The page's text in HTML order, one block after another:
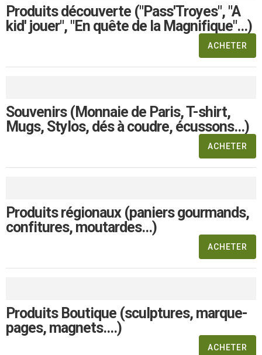
Produits découverte ("Pass'Troyes", "A
kid' jouer", "En quête de la Magnifique"...)
ACHETER
Souvenirs (Monnaie de Paris, T-shirt,
Mugs, Stylos, dés à coudre, écussons...)
ACHETER
Produits régionaux (paniers gourmands,
confitures, moutardes...)
ACHETER
Produits Boutique (sculptures, marque-
pages, magnets....)
ACHETER